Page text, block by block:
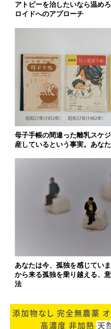
アトピーを治したいなら温め
ロイドへのアプローチ
母子手帳の間違った離乳スケ
産しているという事実。あな
あなたは今、孤独を感じてい
から来る孤独を乗り越える、
法